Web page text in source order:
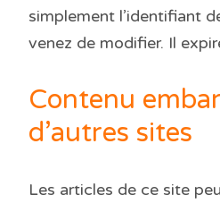
simplement l’identifiant
venez de modifier. Il
Contenu
d’autres sites
Les articles de ce site